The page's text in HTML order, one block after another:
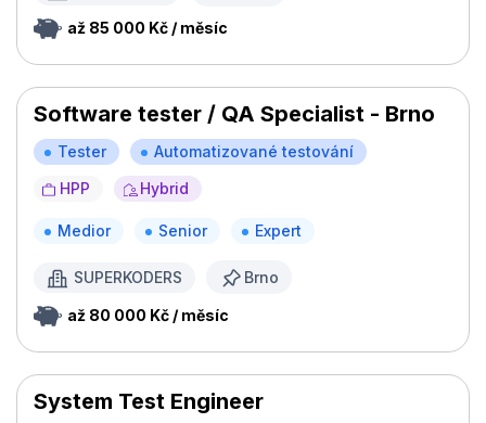
až 85 000 Kč / měsíc
Software tester / QA Specialist - Brno
Tester
Automatizované testování
HPP
Hybrid
Medior Senior Expert
SUPERKODERS Brno
až 80 000 Kč / měsíc
System Test Engineer